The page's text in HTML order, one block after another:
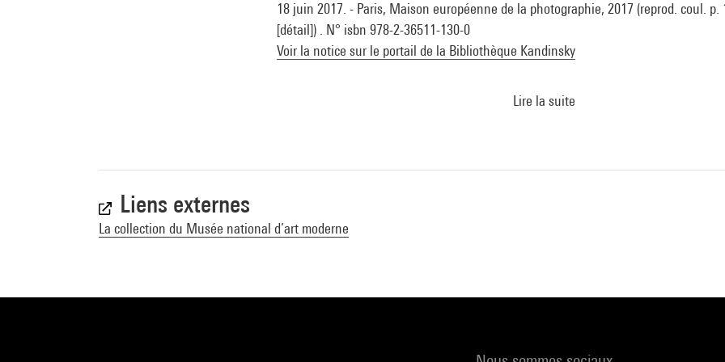
18 juin 2017. - Paris, Maison européenne de la photographie, 2017 (reprod. coul. p.
[détail]) . N° isbn 978-2-36511-130-0
Voir la notice sur le portail de la Bibliothèque Kandinsky
Lire la suite
Liens externes
La collection du Musée national d’art moderne